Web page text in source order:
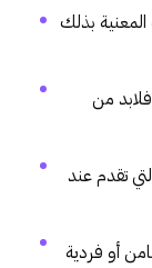
بذلك
فلابد من
تقدم عند
أو فردية